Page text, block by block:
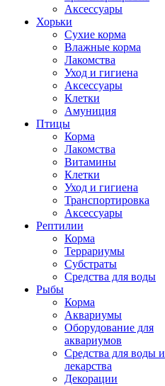
Аксессуары
Хорьки
Сухие корма
Влажные корма
Лакомства
Уход и гигиена
Аксессуары
Клетки
Амуниция
Птицы
Корма
Лакомства
Витамины
Клетки
Уход и гигиена
Транспортировка
Аксессуары
Рептилии
Корма
Террариумы
Субстраты
Средства для воды
Рыбы
Корма
Аквариумы
Оборудование для
аквариумов
Средства для воды и
лекарства
Декорации